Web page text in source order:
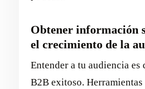
Obtener información
el crecimiento de la
Entender a tu audiencia es
B2B exitoso.